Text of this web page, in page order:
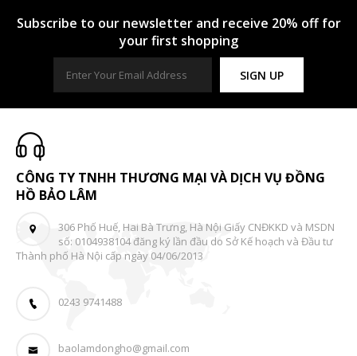
Subscribe to our newsletter and receive 20% off for
your first shopping
SIGN UP
CÔNG TY TNHH THƯƠNG MẠI VÀ DỊCH VỤ ĐỒNG
HỒ BẢO LÂM
306 Phố Huế, Hai Bà Trưng, Hà Nội Giấy CNĐKKD và MSDN
số: 0104938104 đăng ký lần đầu do Sở Kế hoạch và Đầu tư
Thành phố Hà Nội cấp ngày 04/06/2013
0243 9741488
baolamdongho@gmail.com